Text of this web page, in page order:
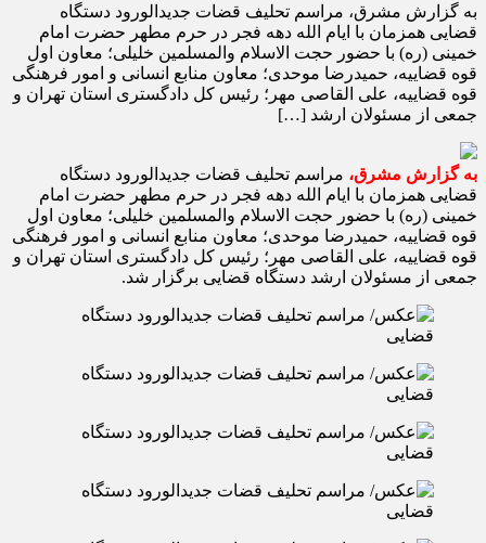
به گزارش مشرق، مراسم تحلیف قضات جدیدالورود دستگاه
قضایی همزمان با ایام الله دهه فجر در حرم مطهر حضرت امام
خمینی (ره) با حضور حجت الاسلام والمسلمین خلیلی؛ معاون اول
قوه قضاییه، حمیدرضا موحدی؛ معاون منابع انسانی و امور فرهنگی
قوه قضاییه، علی القاصی مهر؛ رئیس کل دادگستری استان تهران و
جمعی از مسئولان ارشد […]
به گزارش مشرق، مراسم تحلیف قضات جدیدالورود دستگاه
قضایی همزمان با ایام الله دهه فجر در حرم مطهر حضرت امام
خمینی (ره) با حضور حجت الاسلام والمسلمین خلیلی؛ معاون اول
قوه قضاییه، حمیدرضا موحدی؛ معاون منابع انسانی و امور فرهنگی
قوه قضاییه، علی القاصی مهر؛ رئیس کل دادگستری استان تهران و
جمعی از مسئولان ارشد دستگاه قضایی برگزار شد.